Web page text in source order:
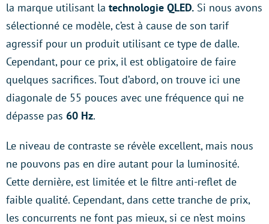
la marque utilisant la technologie QLED. Si nous avons
sélectionné ce modèle, c’est à cause de son tarif
agressif pour un produit utilisant ce type de dalle.
Cependant, pour ce prix, il est obligatoire de faire
quelques sacrifices. Tout d’abord, on trouve ici une
diagonale de 55 pouces avec une fréquence qui ne
dépasse pas 60 Hz.
Le niveau de contraste se révèle excellent, mais nous
ne pouvons pas en dire autant pour la luminosité.
Cette dernière, est limitée et le filtre anti-reflet de
faible qualité. Cependant, dans cette tranche de prix,
les concurrents ne font pas mieux, si ce n’est moins